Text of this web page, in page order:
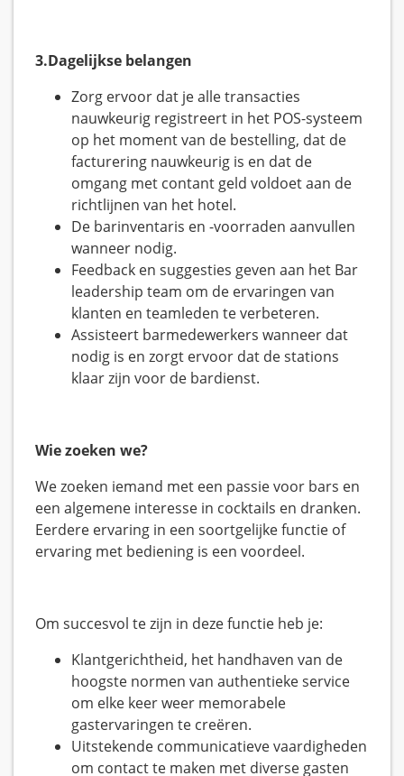
3.Dagelijkse belangen
Zorg ervoor dat je alle transacties
nauwkeurig registreert in het POS-systeem
op het moment van de bestelling, dat de
facturering nauwkeurig is en dat de
omgang met contant geld voldoet aan de
richtlijnen van het hotel.
De barinventaris en -voorraden aanvullen
wanneer nodig.
Feedback en suggesties geven aan het Bar
leadership team om de ervaringen van
klanten en teamleden te verbeteren.
Assisteert barmedewerkers wanneer dat
nodig is en zorgt ervoor dat de stations
klaar zijn voor de bardienst.
Wie zoeken we?
We zoeken iemand met een passie voor bars en
een algemene interesse in cocktails en dranken.
Eerdere ervaring in een soortgelijke functie of
ervaring met bediening is een voordeel.
Om succesvol te zijn in deze functie heb je:
Klantgerichtheid, het handhaven van de
hoogste normen van authentieke service
om elke keer weer memorabele
gastervaringen te creëren.
Uitstekende communicatieve vaardigheden
om contact te maken met diverse gasten